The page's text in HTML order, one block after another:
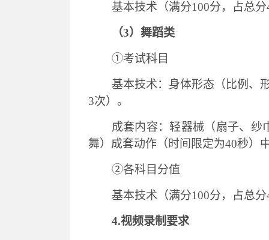
基本技术（满分100分，占总
（3）舞蹈类
①考试科目
基本技术：身体形态（比例、
3次）。
成套内容：轻器械（扇子、纱
舞）成套动作（时间限定为40秒）
②各科目分值
基本技术（满分100分，占总
4.视频录制要求